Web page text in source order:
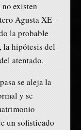
existen
Agusta XE-
la probable
la hipótesis del
atentado.
se aleja la
y se
un sofisticado